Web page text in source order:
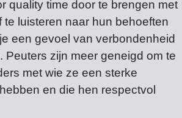
quality time door te brengen met
te luisteren naar hun behoeften
een gevoel van verbondenheid
Peuters zijn meer geneigd om te
met wie ze een sterke
en die hen respectvol